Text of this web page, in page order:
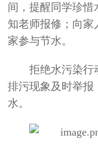
间，提醒同学珍
知老师报修；向家
家参与节水。
拒绝水污染行
排污现象及时举报
水。